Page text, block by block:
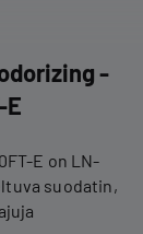
-
E
E on LN-
suodatin,